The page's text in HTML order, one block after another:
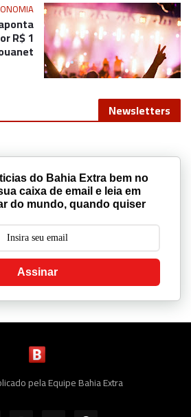
R$ 1
Newsletters
do Bahia Extra bem no
caixa de email e leia em
do mundo, quando quiser.
Assinar
pela Equipe Bahia Extra